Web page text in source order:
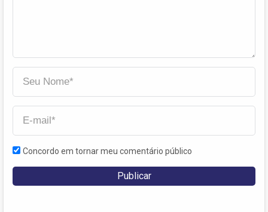
Concordo em tornar meu comentário público